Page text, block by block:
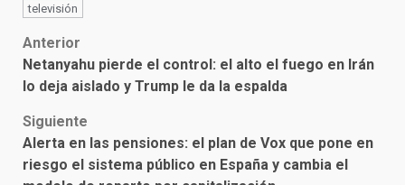
televisión
Post
navigation
Anterior
Netanyahu pierde el control: el alto el fuego en Irán
lo deja aislado y Trump le da la espalda
Siguiente
Alerta en las pensiones: el plan de Vox que pone en
riesgo el sistema público en España y cambia el